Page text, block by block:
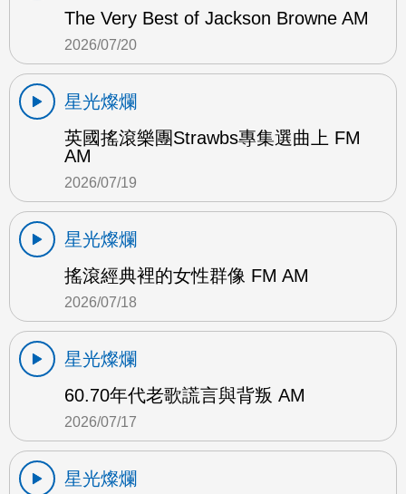
The Very Best of Jackson Browne AM
2026/07/20
星光燦爛
英國搖滾樂團Strawbs專集選曲上 FM
AM
2026/07/19
星光燦爛
搖滾經典裡的女性群像 FM AM
2026/07/18
星光燦爛
60.70年代老歌謊言與背叛 AM
2026/07/17
星光燦爛